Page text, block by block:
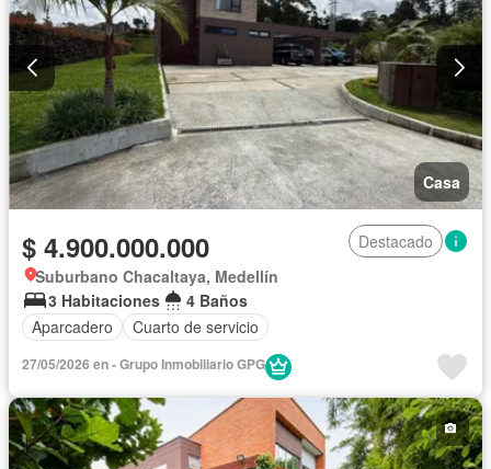
Casa
$ 4.900.000.000
Destacado
Suburbano Chacaltaya, Medellín
3 Habitaciones
4 Baños
Aparcadero
Cuarto de servicio
27/05/2026 en - Grupo Inmobiliario GPG